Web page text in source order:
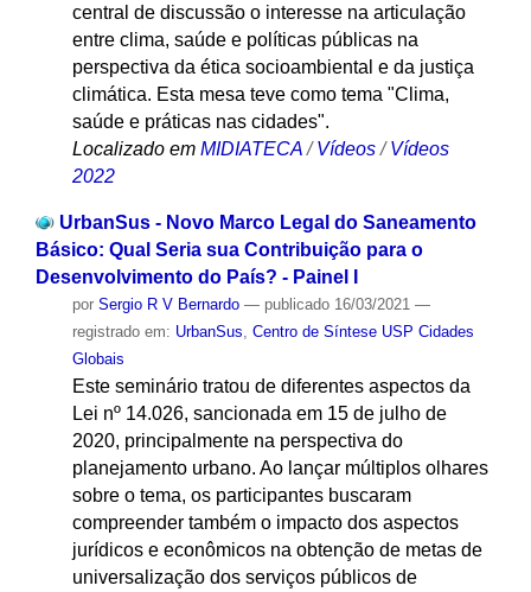
central de discussão o interesse na articulação
entre clima, saúde e políticas públicas na
perspectiva da ética socioambiental e da justiça
climática. Esta mesa teve como tema "Clima,
saúde e práticas nas cidades".
Localizado em MIDIATECA /Vídeos /Vídeos
2022
UrbanSus - Novo Marco Legal do Saneamento
Básico: Qual Seria sua Contribuição para o
Desenvolvimento do País? - Painel I
por Sergio R V Bernardo — publicado16/03/2021 —
registrado em: UrbanSus Centro de Síntese USP Cidades
Globais
Este seminário tratou de diferentes aspectos da
Lei nº 14.026, sancionada em 15 de julho de
2020, principalmente na perspectiva do
planejamento urbano. Ao lançar múltiplos olhares
sobre o tema, os participantes buscaram
compreender também o impacto dos aspectos
jurídicos e econômicos na obtenção de metas de
universalização dos serviços públicos de